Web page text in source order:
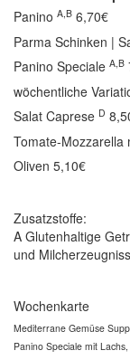
Panino A,B 6,70€
Parma Schinken |
Panino Speciale A,B
wöchentliche
Salat Caprese D
Tomate-Mozzarella
Oliven 5,10€
Zusatzstoffe:
A Glutenhaltige
und
Wochenkarte
Mediterrane Gemüse
Panino Speciale mit